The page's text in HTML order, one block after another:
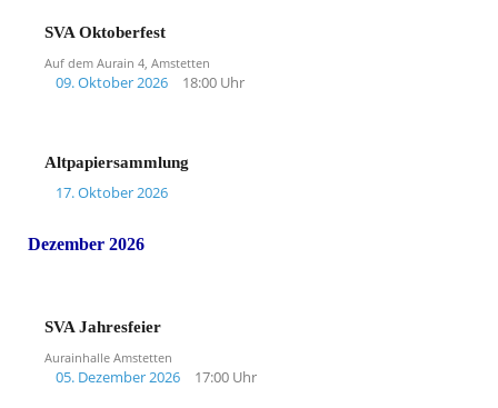
SVA Oktoberfest
Auf dem Aurain 4, Amstetten
09. Oktober 2026 18:00 Uhr
Altpapiersammlung
17. Oktober 2026
Dezember 2026
SVA Jahresfeier
Aurainhalle Amstetten
05. Dezember 2026 17:00 Uhr